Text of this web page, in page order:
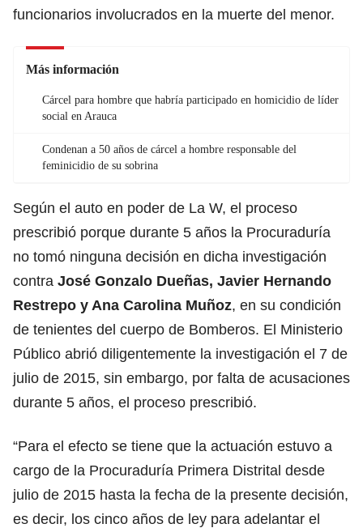
funcionarios involucrados en la muerte del menor.
Más información
Cárcel para hombre que habría participado en homicidio de líder
social en Arauca
Condenan a 50 años de cárcel a hombre responsable del
feminicidio de su sobrina
Según el auto en poder de La W, el proceso
prescribió porque durante 5 años la Procuraduría
no tomó ninguna decisión en dicha investigación
contra José Gonzalo Dueñas, Javier Hernando
Restrepo y Ana Carolina Muñoz, en su condición
de tenientes del cuerpo de Bomberos. El Ministerio
Público abrió diligentemente la investigación el 7 de
julio de 2015, sin embargo, por falta de acusaciones
durante 5 años, el proceso prescribió.
“Para el efecto se tiene que la actuación estuvo a
cargo de la Procuraduría Primera Distrital desde
julio de 2015 hasta la fecha de la presente decisión,
es decir, los cinco años de ley para adelantar el